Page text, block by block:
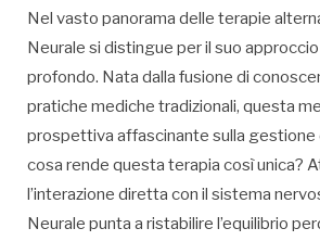
Nel vasto panorama delle terapie
Neurale si distingue per il suo
profondo. Nata dalla fusione di
pratiche mediche tradizionali, questa
prospettiva affascinante sulla gestione
cosa rende questa terapia così unica?
l’interazione diretta con il sistema
Neurale punta a ristabilire l’equilibrio